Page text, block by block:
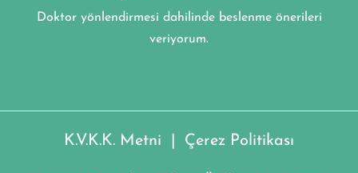
Doktor yönlendirmesi dahilinde beslenme önerileri
veriyorum.
K.V.K.K. Metni Çerez Politikası